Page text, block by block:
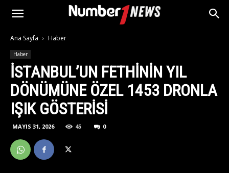
Ana Sayfa Haber
Haber
İSTANBUL’UN FETHININ YIL
DÖNÜMÜNE ÖZEL 1453 DRONLA
IŞIK GÖSTERISI
MAYIS 31, 2026 45 0